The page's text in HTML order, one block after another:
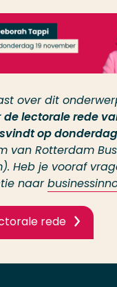
over dit
de lectorale rede
op
van Rotterdam
Heb je vooraf
naar
rede